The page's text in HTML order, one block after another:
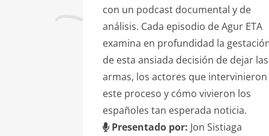
con un podcast documental y de
análisis. Cada episodio de Agur ETA
examina en profundidad la
de esta ansiada decisión de dejar las
armas, los actores que intervinieron
este proceso y cómo vivieron los
españoles tan esperada noticia.
Presentado por: Jon Sistiaga